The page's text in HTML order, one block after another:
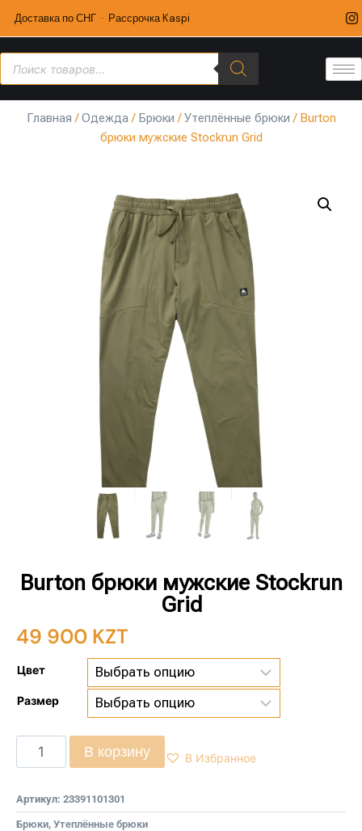
Доставка по СНГ · Рассрочка Kaspi
Главная /Одежда/ Брюки /Утеплённые брюки / Burton
брюки мужские Stockrun Grid
Burton брюки мужские Stockrun
Grid
49 900 KZT
Цвет
Размер
В корзину В Избранное
Артикул: 23391101301
Брюки, Утеплённые брюки